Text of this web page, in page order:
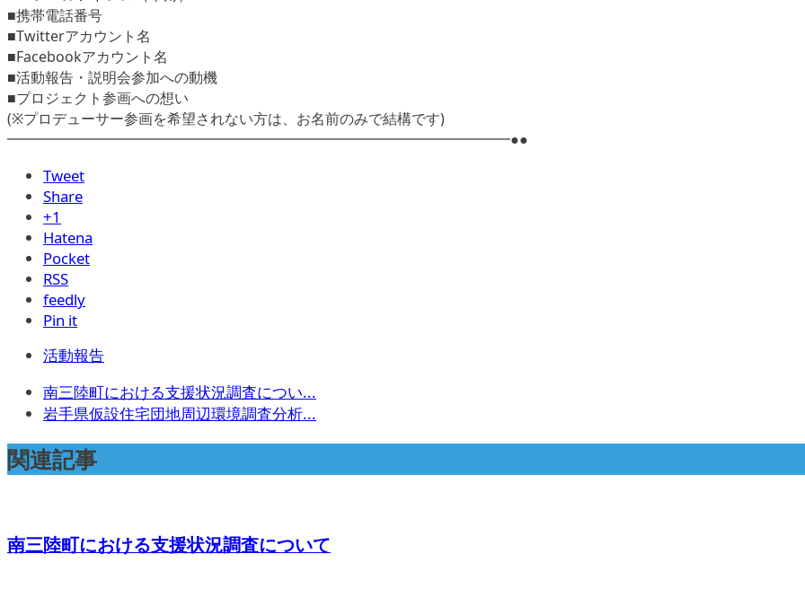
■携帯電話番号
■Twitterアカウント名
■Facebookアカウント名
■活動報告・説明会参加への動機
■プロジェクト参画への想い
(※プロデューサー参画を希望されない方は、お名前のみで結構です)
━━━━━━━━━━━━━━━━━━━━━━━━━━━━━━━━━━━●●
Tweet
Share
+1
Hatena
Pocket
RSS
feedly
Pin it
活動報告
南三陸町における支援状況調査につい...
岩手県仮設住宅団地周辺環境調査分析...
関連記事
南三陸町における支援状況調査について